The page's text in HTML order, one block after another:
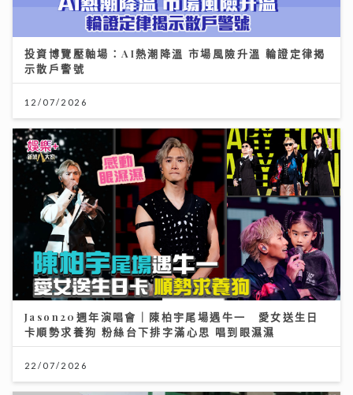
投資博覽壓軸場：AI熱潮降溫 市場風險升溫 輪證定律揭
示散戶警號
12/07/2026
Jason20週年演唱會｜陳柏宇尾場遇牛一 愛女送生日
卡順勢求養狗 粉絲台下排字滿心思 唱到眼濕濕
22/07/2026